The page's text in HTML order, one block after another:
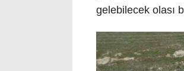
gelebilecek olası